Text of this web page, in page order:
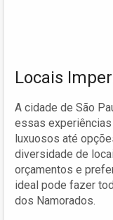
Locais
A cidade de São
essas
luxuosos até
diversidade de
orçamentos e
ideal pode fazer
dos Namorados.